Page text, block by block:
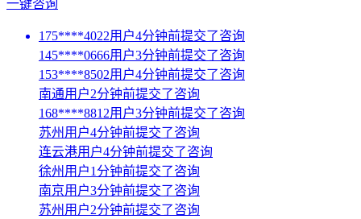
一键咨询
175****4022用户4分钟前提交了咨询
145****0666用户3分钟前提交了咨询
153****8502用户4分钟前提交了咨询
南通用户2分钟前提交了咨询
168****8812用户3分钟前提交了咨询
苏州用户4分钟前提交了咨询
连云港用户4分钟前提交了咨询
徐州用户1分钟前提交了咨询
南京用户3分钟前提交了咨询
苏州用户2分钟前提交了咨询